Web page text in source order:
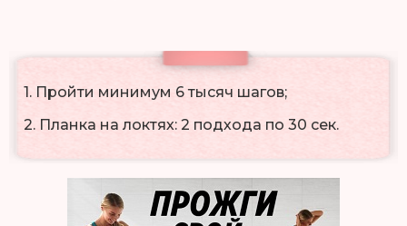
1. Пройти минимум 6 тысяч шагов;
2. Планка на локтях: 2 подхода по 30 сек.